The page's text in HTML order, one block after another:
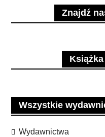
Znajdź
Wszystkie
Wydawnictwa